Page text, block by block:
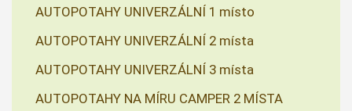
AUTOPOTAHY UNIVERZÁLNÍ 1 místo
AUTOPOTAHY UNIVERZÁLNÍ 2 místa
AUTOPOTAHY UNIVERZÁLNÍ 3 místa
AUTOPOTAHY NA MÍRU CAMPER 2 MÍSTA